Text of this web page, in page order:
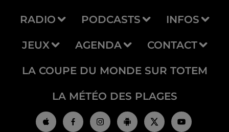
RADIO PODCASTS INFOS
JEUX AGENDA CONTACT
LA COUPE DU MONDE SUR TOTEM
LA MÉTÉO DES PLAGES